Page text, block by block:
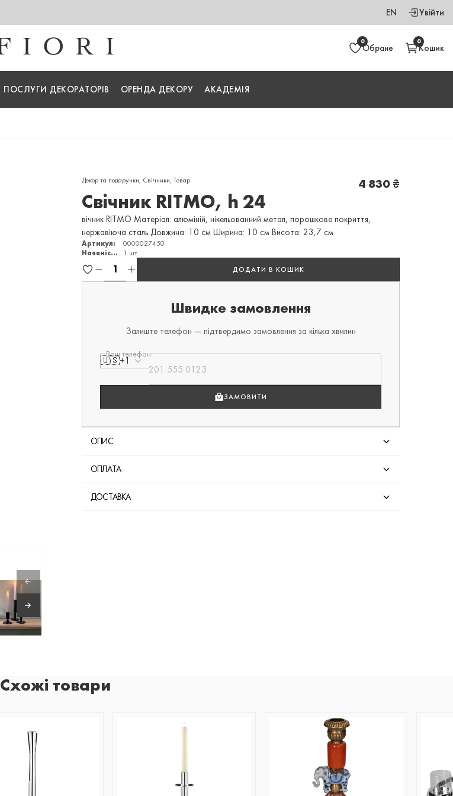
EN Увійти
0
Обране
0
Кошик
ПОСЛУГИ ДЕКОРАТОРІВ ОРЕНДА ДЕКОРУ АКАДЕМІЯ
Декор та подарунки, Свічники, Товар
Свічник RITMO, h 24
4 830₴
вічник RITMO Матеріал: алюміній, нікельованний метал, порошкове покриття,
нержавіюча сталь Довжина: 10 см Ширина: 10 см Висота: 23,7 см
Артикул:
0000027450
Наявність:
1 шт
ДОДАТИ В КОШИК
Швидке замовлення
Залиште телефон — підтвердимо замовлення за кілька хвилин
Ваш телефон
🇺🇸+1
ЗАМОВИТИ
ОПИС
ОПЛАТА
ДОСТАВКА
Схожі товари